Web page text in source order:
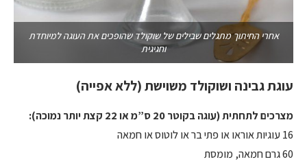
אחרי החיתוך מתגלים שבילים של שוקולד שהופכים את העוגה למיוחדת
וחגיגית
עוגת גבינה ושוקולד משוישת (ללא אפייה)
מצרכים לתחתית (עוגה בקוטר 20 ס”מ או 22 קצת יותר נמוכה):
16 עוגיות אוראו או פתי בר או לוטוס או חמאה
60 גרם חמאה, מומסת